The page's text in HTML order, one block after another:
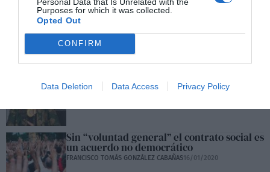
Purposes for which it was collected.
Opted Out
CONFIRM
Data Deletion Data Access Privacy Policy
Y Felipe González vuelve al ataque contra
su propio partido para defender a Guaidó
e insultar a Maduro
BEA TALEGÓN24/01/2020
MANUEL DOMÍNGUEZ MORENO22/01/2020
Sin “voluntad general” el contrato social es
un acuerdo no democrático
FRANCISCO TOMÁS GONZÁLEZ CABAÑAS16/01/2020